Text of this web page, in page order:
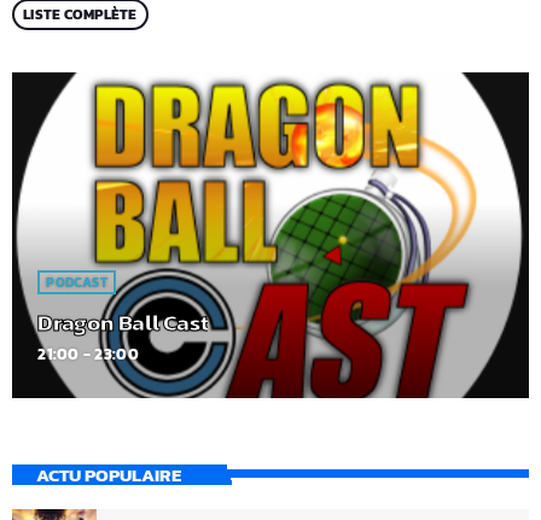
LISTE COMPLÈTE
PODCAST
Dragon Ball Cast
21:00 - 23:00
ACTU POPULAIRE